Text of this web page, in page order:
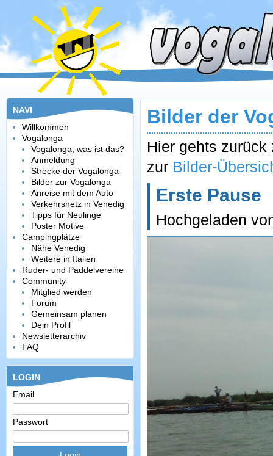
NAVI
Willkommen
Vogalonga
Vogalonga, was ist das?
Anmeldung
Strecke der Vogalonga
Bilder zur Vogalonga
Anreise mit dem Auto
Verkehrsnetz in Venedig
Tipps für Neulinge
Poster Motive
Campingplätze
Nähe Venedig
Weitere in Italien
Ruder- und Paddelvereine
Community
Mitglied werden
Forum
Gemeinsam planen
Dein Profil
Newsletterarchiv
FAQ
LOGIN
Email
Passwort
Bilder der
Hier gehts
zur Bilder-
Erste Pause
Hochgeladen